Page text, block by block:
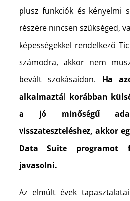
plusz funkciók és kényelmi
részére nincsen szükséged,
képességekkel rendelkező
számodra, akkor nem
bevált szokásaidon. Ha
alkalmaztál korábban
a jó minőségű
visszateszteléshez, akkor
Data Suite programot
javasolni.
Az elmúlt évek